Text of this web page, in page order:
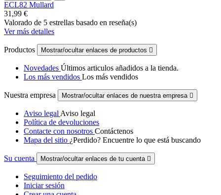
ECL82 Mullard
31,99 €
Valorado de 5 estrellas basado en reseña(s)
Ver más detalles
Productos Mostrar/ocultar enlaces de productos 
Novedades Últimos articulos añadidos a la tienda.
Los más vendidos Los más vendidos
Nuestra empresa Mostrar/ocultar enlaces de nuestra empresa 
Aviso legal Aviso legal
Política de devoluciones
Contacte con nosotros Contáctenos
Mapa del sitio ¿Perdido? Encuentre lo que está buscando
Su cuenta Mostrar/ocultar enlaces de tu cuenta 
Seguimiento del pedido
Iniciar sesión